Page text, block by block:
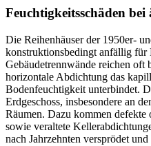
Feuchtigkeitsschäden
Die Reihenhäuser der 1950er-
konstruktionsbedingt anfällig für
Gebäudetrennwände reichen oft
horizontale Abdichtung das
Bodenfeuchtigkeit unterbindet.
Erdgeschoss, insbesondere an
Räumen. Dazu kommen defekte
sowie veraltete
nach Jahrzehnten versprödet